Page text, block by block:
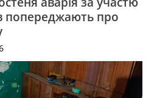
попереджають про